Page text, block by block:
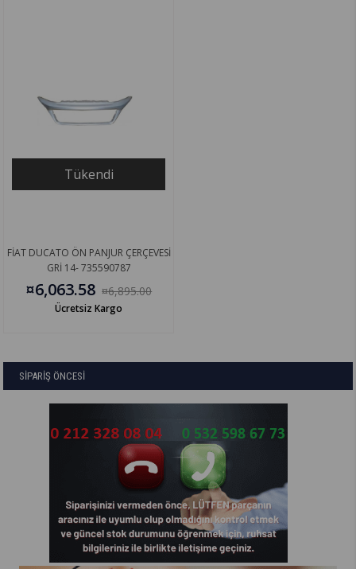
Tükendi
FİAT DUCATO ÖN PANJUR ÇERÇEVESİ
GRİ 14- 735590787
¤6,063.58 ¤6,895.00
Ücretsiz Kargo
SİPARİŞ ÖNCESİ